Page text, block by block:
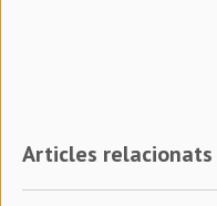
Articles relacionats